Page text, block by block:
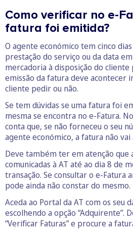
Como verificar no e-
fatura foi emitida?
O agente económico tem cinco
prestação do serviço ou da data
mercadoria à disposição do
emissão da fatura deve acontecer
cliente pedir ou não.
Se tem dúvidas se uma fatura foi
mesma se encontra no e-Fatura.
conta que, se não forneceu o seu
agente económico, a fatura não
Deve também ter em atenção que
comunicadas à AT até ao dia 8 de
transação. Se consultar o e-Fatura
pode ainda não constar do mesmo.
Aceda ao Portal da AT com os seu
escolhendo a opção “Adquirente”.
“Verificar Faturas” e procure a